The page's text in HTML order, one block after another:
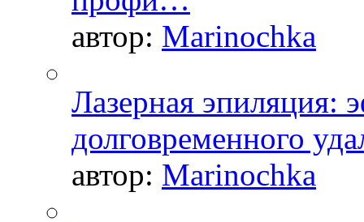
автор: Marinochka
Лазерная эпиляция:
долговременного
автор: Marinochka